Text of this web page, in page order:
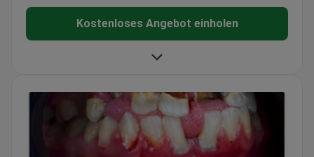
Kostenloses Angebot einholen